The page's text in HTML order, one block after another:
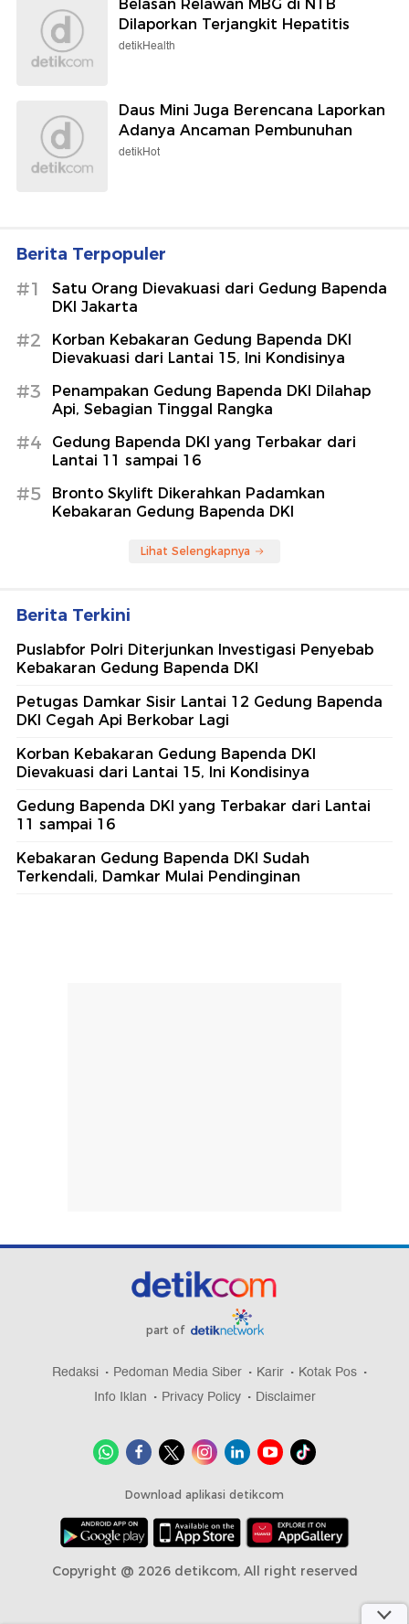
Belasan Relawan MBG di NTB
Dilaporkan Terjangkit Hepatitis
detikHealth
Daus Mini Juga Berencana Laporkan
Adanya Ancaman Pembunuhan
detikHot
Berita Terpopuler
#1
Satu Orang Dievakuasi dari Gedung Bapenda
DKI Jakarta
#2
Korban Kebakaran Gedung Bapenda DKI
Dievakuasi dari Lantai 15, Ini Kondisinya
#3
Penampakan Gedung Bapenda DKI Dilahap
Api, Sebagian Tinggal Rangka
#4
Gedung Bapenda DKI yang Terbakar dari
Lantai 11 sampai 16
#5
Bronto Skylift Dikerahkan Padamkan
Kebakaran Gedung Bapenda DKI
Lihat Selengkapnya
Berita Terkini
Puslabfor Polri Diterjunkan Investigasi Penyebab
Kebakaran Gedung Bapenda DKI
Petugas Damkar Sisir Lantai 12 Gedung Bapenda
DKI Cegah Api Berkobar Lagi
Korban Kebakaran Gedung Bapenda DKI
Dievakuasi dari Lantai 15, Ini Kondisinya
Gedung Bapenda DKI yang Terbakar dari Lantai
11 sampai 16
Kebakaran Gedung Bapenda DKI Sudah
Terkendali, Damkar Mulai Pendinginan
part of
Redaksi Pedoman Media Siber Karir
Kotak Pos
Info Iklan
Privacy Policy Disclaimer
Download aplikasi detikcom
Copyright @ 2026 detikcom, All right reserved